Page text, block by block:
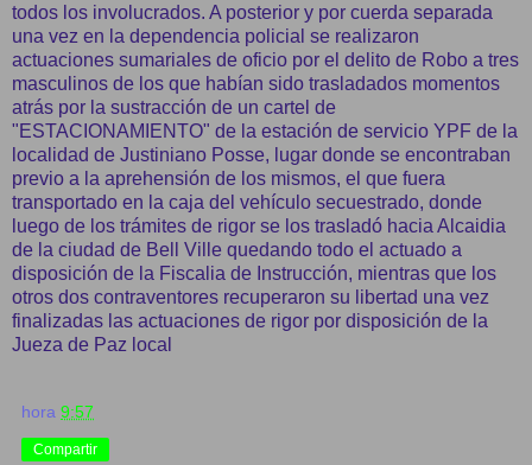
todos los involucrados. A posterior y por cuerda separada
una vez en la dependencia policial se realizaron
actuaciones sumariales de oficio por el delito de Robo a tres
masculinos de los que habían sido trasladados momentos
atrás por la sustracción de un cartel de
"ESTACIONAMIENTO" de la estación de servicio YPF de la
localidad de Justiniano Posse, lugar donde se encontraban
previo a la aprehensión de los mismos, el que fuera
transportado en la caja del vehículo secuestrado, donde
luego de los trámites de rigor se los trasladó hacia Alcaidia
de la ciudad de Bell Ville quedando todo el actuado a
disposición de la Fiscalia de Instrucción, mientras que los
otros dos contraventores recuperaron su libertad una vez
finalizadas las actuaciones de rigor por disposición de la
Jueza de Paz local
hora 9:57
Compartir